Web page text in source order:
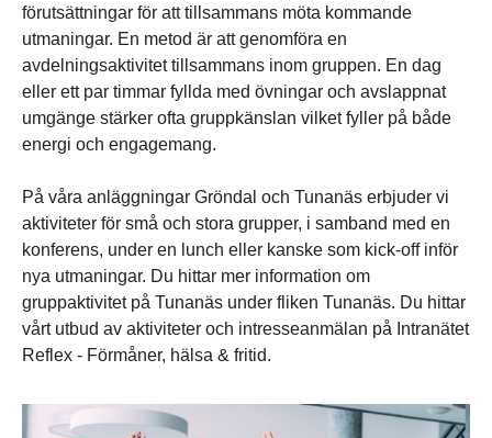
förutsättningar för att tillsammans möta kommande
utmaningar. En metod är att genomföra en
avdelningsaktivitet tillsammans inom gruppen. En dag
eller ett par timmar fyllda med övningar och avslappnat
umgänge stärker ofta gruppkänslan vilket fyller på både
energi och engagemang.
På våra anläggningar Gröndal och Tunanäs erbjuder vi
aktiviteter för små och stora grupper, i samband med en
konferens, under en lunch eller kanske som kick-off inför
nya utmaningar. Du hittar mer information om
gruppaktivitet på Tunanäs under fliken Tunanäs. Du hittar
vårt utbud av aktiviteter och intresseanmälan på Intranätet
Reflex - Förmåner, hälsa & fritid.